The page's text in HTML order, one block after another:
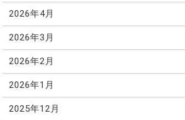
2026年4月
2026年3月
2026年2月
2026年1月
2025年12月